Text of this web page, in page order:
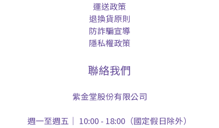
運送政策
退換貨原則
防詐騙宣導
隱私權政策
聯絡我們
紫金堂股份有限公司
週一至週五｜ 10:00 - 18:00（國定假日除外）